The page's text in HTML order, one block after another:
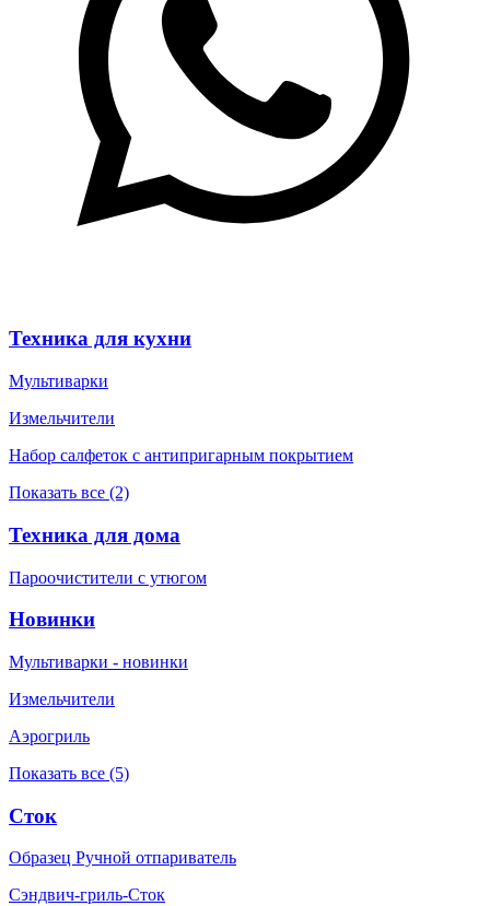
Техника для кухни
Мультиварки
Измельчители
Набор салфеток с антипригарным покрытием
Показать все (2)
Техника для дома
Пароочистители с утюгом
Новинки
Мультиварки - новинки
Измельчители
Аэрогриль
Показать все (5)
Сток
Образец Ручной отпариватель
Сэндвич-гриль-Сток